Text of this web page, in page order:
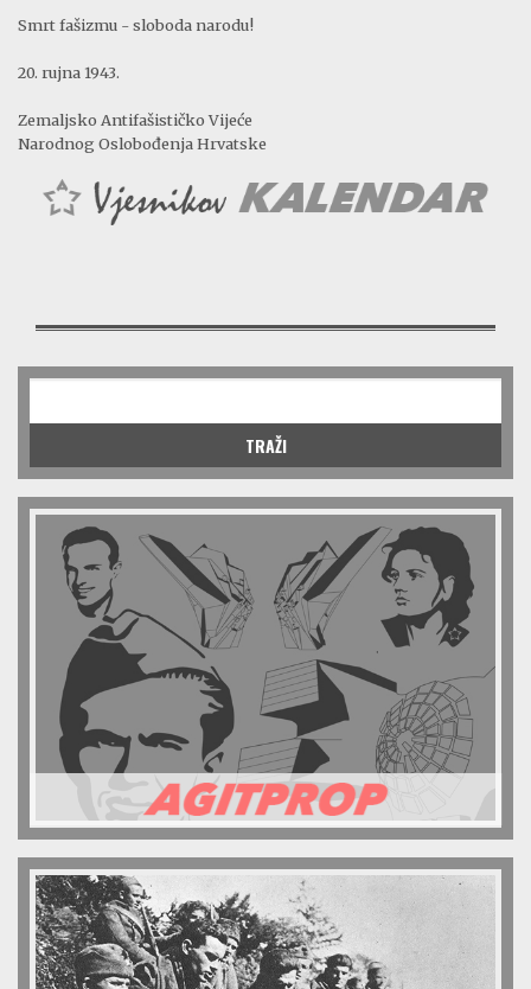
Smrt fašizmu - sloboda narodu!
20. rujna 1943.
Zemaljsko Antifašističko Vijeće
Narodnog Oslobođenja Hrvatske